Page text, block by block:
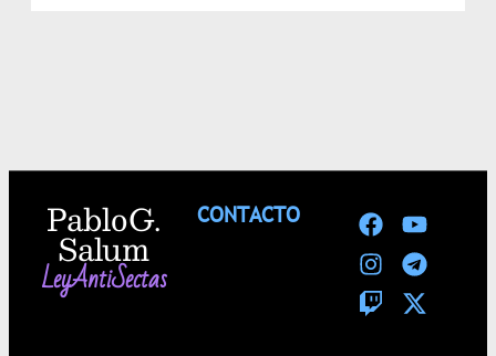
CONTACTO
Pablo G.
Salum
LeyAntiSectas